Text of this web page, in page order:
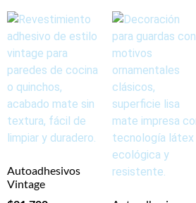
Autoadhesivos
Vintage